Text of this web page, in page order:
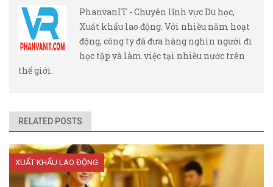
PhanvanIT - Chuyên lĩnh vực Du học,
Xuất khẩu lao động. Với nhiều năm hoạt
động, công ty đã đưa hàng nghìn người đi
học tập và làm việc tại nhiều nước trên
thế giới.
RELATED POSTS
XUẤT KHẨU LAO ĐỘNG